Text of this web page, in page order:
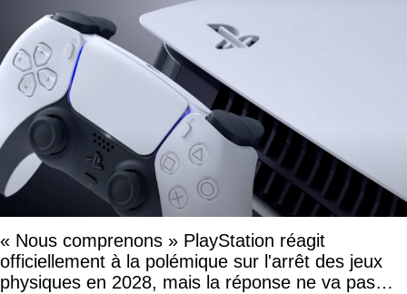
« Nous comprenons » PlayStation réagit
officiellement à la polémique sur l'arrêt des jeux
physiques en 2028, mais la réponse ne va pas